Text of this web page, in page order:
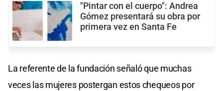
"Pintar con el cuerpo": Andrea
Gómez presentará su obra por
primera vez en Santa Fe
La referente de la fundación señaló que muchas
veces las mujeres postergan estos chequeos por